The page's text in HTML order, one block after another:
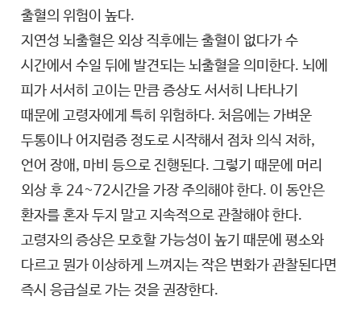
출혈의 위험이 높다.
지연성 뇌출혈은 외상 직후에는 출혈이 없다가 수
시간에서 수일 뒤에 발견되는 뇌출혈을 의미한다. 뇌에
피가 서서히 고이는 만큼 증상도 서서히 나타나기
때문에 고령자에게 특히 위험하다. 처음에는 가벼운
두통이나 어지럼증 정도로 시작해서 점차 의식 저하,
언어 장애, 마비 등으로 진행된다. 그렇기 때문에 머리
외상 후 24~72시간을 가장 주의해야 한다. 이 동안은
환자를 혼자 두지 말고 지속적으로 관찰해야 한다.
고령자의 증상은 모호할 가능성이 높기 때문에 평소와
다르고 뭔가 이상하게 느껴지는 작은 변화가 관찰된다면
즉시 응급실로 가는 것을 권장한다.